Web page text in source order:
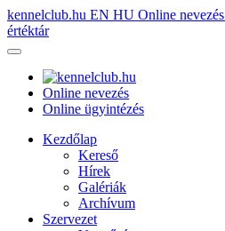
kennelclub.hu EN HU Online nevezés
értéktár
Online nevezés
Online ügyintézés
Kezdőlap
Kereső
Hírek
Galériák
Archívum
Szervezet